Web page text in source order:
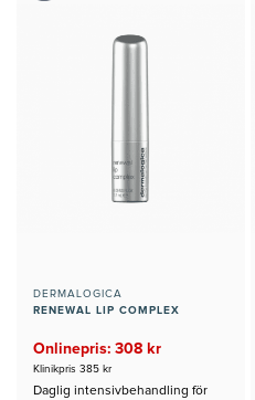
DERMALOGICA
RENEWAL LIP COMPLEX
Onlinepris: 308 kr
Klinikpris 385 kr
Daglig intensivbehandling för